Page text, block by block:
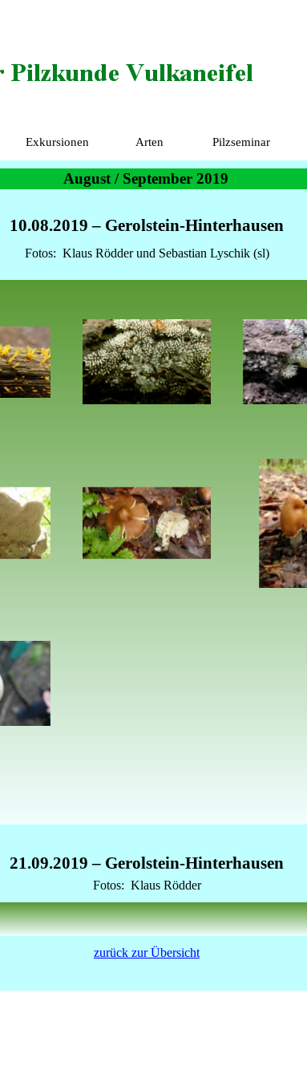
Menü überspringen
▼
Exkursionen ▼
Arten ▼
Pilzseminar
August / September 2019
10.08.2019– Gerolstein-Hinterhausen
Fotos: Klaus Rödder und Sebastian Lyschik (sl)
21.09.2019– Gerolstein-Hinterhausen
Fotos: Klaus Rödder
zurück zur Übersicht